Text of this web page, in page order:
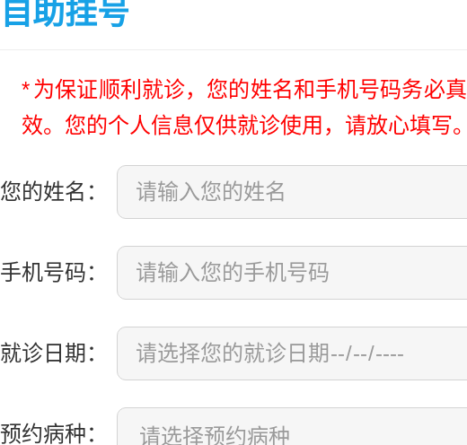
自助挂号
* 为保证顺利就诊，您的姓名和手机号码务必
效。您的个人信息仅供就诊使用，请放心填写
您的姓名：
手机号码：
就诊日期：
预约病种：